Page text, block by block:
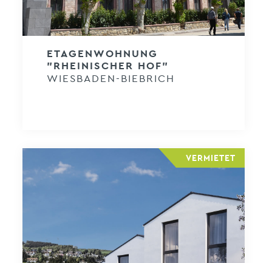
ETAGENWOHNUNG
"RHEINISCHER HOF"
WIESBADEN-BIEBRICH
VERMIETET